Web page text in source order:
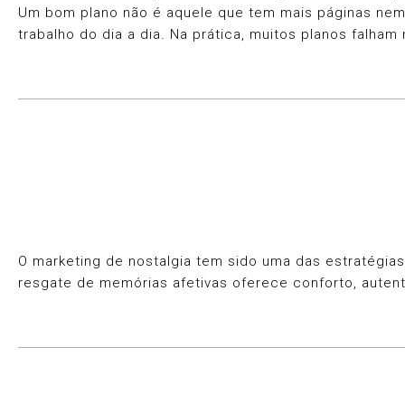
Um bom plano não é aquele que tem mais páginas
trabalho do dia a dia. Na prática, muitos planos
O marketing de nostalgia tem sido uma das
resgate de memórias afetivas oferece conforto,